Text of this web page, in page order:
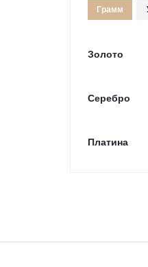
Грамм
Золото
Серебро
Платина